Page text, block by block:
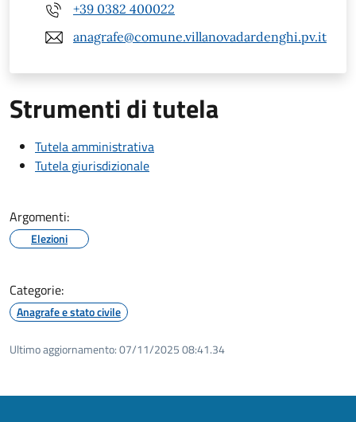
+39 0382 400022
anagrafe@comune.villanovadardenghi.pv.it
Strumenti di tutela
Tutela amministrativa
Tutela giurisdizionale
Argomenti:
Elezioni
Categorie:
Anagrafe e stato civile
Ultimo aggiornamento:07/11/2025 08:41.34